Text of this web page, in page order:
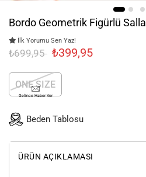
Bordo Geometrik Figürlü
İlk Yorumu Sen Yaz!
₺699,95 ₺399,95
ONE SIZE
Gelince Haber Ver
Beden Tablosu
ÜRÜN AÇIKLAMASI